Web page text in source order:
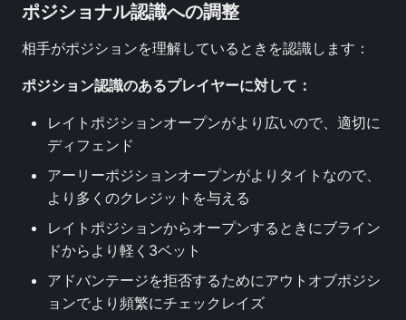
ポジショナル認識への調整
相手がポジションを理解しているときを認識します：
ポジション認識のあるプレイヤーに対して：
レイトポジションオープンがより広いので、適切に
ディフェンド
アーリーポジションオープンがよりタイトなので、
より多くのクレジットを与える
レイトポジションからオープンするときにブライン
ドからより軽く3ベット
アドバンテージを拒否するためにアウトオブポジシ
ョンでより頻繁にチェックレイズ